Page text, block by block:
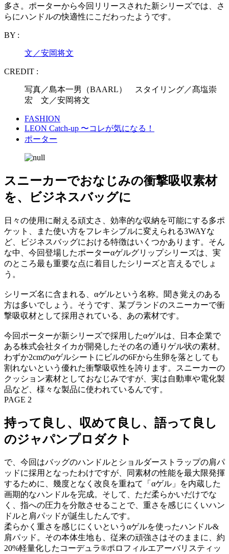
多さ。ポーターから今回リリースされた新シリーズでは、さ
らにハンドルの快適性にこだわったようです。
BY :
文／安岡将文
CREDIT :
写真／島本一男（BAARL） スタイリング／髙塩崇
宏 文／安岡将文
FASHION
LEON Catch-up 〜コレが気になる！
ポーター
スニーカーでおなじみの衝撃吸収素材
を、ビジネスバッグに
日々の使用に耐える頑丈さ、効率的な収納を可能にする多ポ
ケット、また使い方をフレキシブルに変えられる3WAYな
ど、ビジネスバッグにおける特徴はいくつかあります。そん
な中、今回登場したポーターαゲルグリップシリーズは、実
のところ最も重要な点に着目したシリーズと言えるでしょ
う。
シリーズ名に含まれる、αゲルという名称。聞き覚えのある
方は多いでしょう。そうです、某ブランドのスニーカーで衝
撃吸収材として採用されている、あの素材です。
今回ポーターが新シリーズで採用したαゲルは、日本企業で
ある株式会社タイカが開発したその名の通りゲル状の素材。
わずか2cmのαゲルシートにビルの6Fから生卵を落としても
割れないという優れた衝撃吸収性を誇ります。スニーカーの
クッション素材としておなじみですが、実は自動車や電化製
品など、様々な製品に使われているんです。
PAGE 2
持って良し、収めて良し、語って良し
のジャパンプロダクト
で、今回はバッグのハンドルとショルダーストラップの肩パ
ッドに採用となったわけですが、同素材の性能を最大限発揮
するために、幾度となく改良を重ねて「αゲル」を内蔵した
画期的なハンドルを完成。そして、ただ柔らかいだけでな
く、指への圧力を分散させることで、重さを感じにくいハン
ドルと肩パッドが誕生したんです。
柔らかく重さを感じにくいというαゲルを使ったハンドル&
肩パッド。その本体生地も、従来の頑強さはそのままに、約
20%軽量化したコーデュラ®ポロフィルエアーバリスティッ